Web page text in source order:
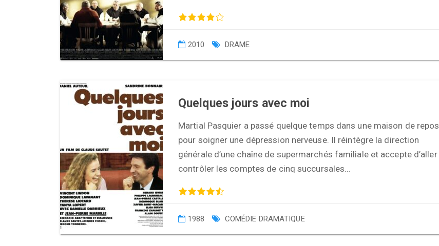
2010 DRAME
Quelques jours avec moi
Martial Pasquier a passé quelque temps dans une maison de repos
pour soigner une dépression nerveuse. Il réintègre la direction
générale d’une chaîne de supermarchés familiale et accepte d’aller
contrôler les comptes de cinq succursales…
1988 COMÉDIE DRAMATIQUE